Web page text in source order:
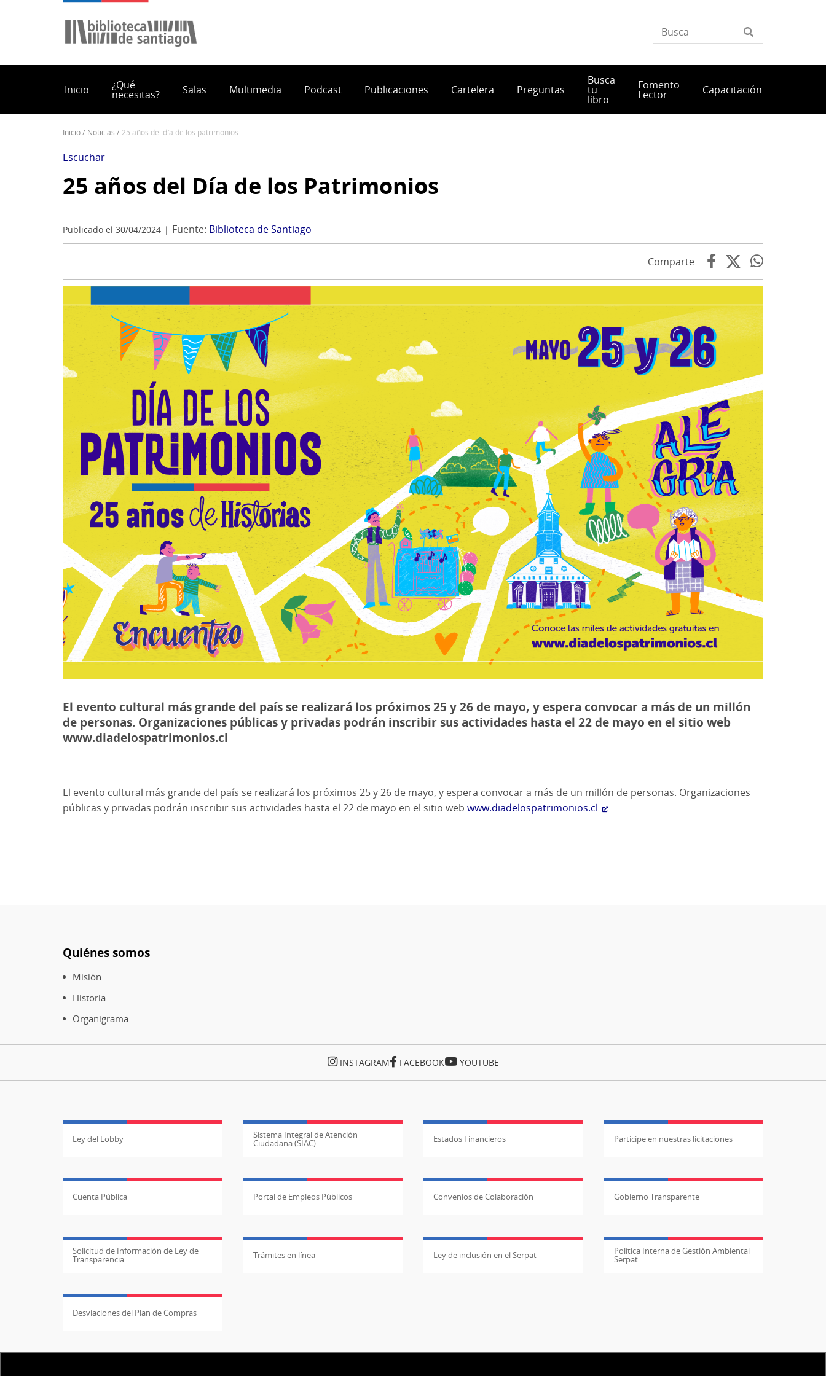
Inicio ¿Qué
necesitas? Salas Multimedia Podcast Publicaciones Cartelera Preguntas
Busca
tu
libro
Fomento
Lector Capacitación
enlaces
de
ayuda
navegación
inicio noticias 25 años del día de los patrimonios
Escuchar
25 años del Día de los Patrimonios
Publicado el 30/04/2024 Fuente: Biblioteca de Santiago
Comparte
El evento cultural más grande del país se realizará los próximos 25 y 26 de mayo, y espera convocar a más de un millón
de personas. Organizaciones públicas y privadas podrán inscribir sus actividades hasta el 22 de mayo en el sitio web
www.diadelospatrimonios.cl
El evento cultural más grande del país se realizará los próximos 25 y 26 de mayo, y espera convocar a más de un millón de personas. Organizaciones
públicas y privadas podrán inscribir sus actividades hasta el 22 de mayo en el sitio web www.diadelospatrimonios.cl
Quiénes somos
Misión
Historia
Organigrama
INSTAGRAM FACEBOOK YOUTUBE
Ley del Lobby Sistema Integral de Atención
Ciudadana (SIAC) Estados Financieros Participe en nuestras licitaciones
Cuenta Pública Portal de Empleos Públicos Convenios de Colaboración Gobierno Transparente
Solicitud de Información de Ley de
Transparencia Trámites en línea Ley de inclusión en el Serpat Política Interna de Gestión Ambiental
Serpat
Desviaciones del Plan de Compras